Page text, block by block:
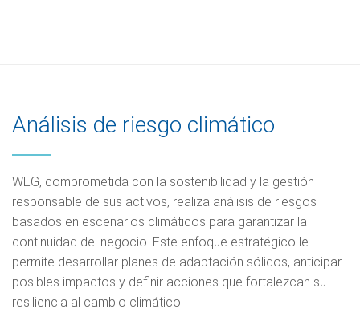
Análisis de riesgo climático
WEG, comprometida con la sostenibilidad y la gestión
responsable de sus activos, realiza análisis de riesgos
basados en escenarios climáticos para garantizar la
continuidad del negocio. Este enfoque estratégico le
permite desarrollar planes de adaptación sólidos, anticipar
posibles impactos y definir acciones que fortalezcan su
resiliencia al cambio climático.